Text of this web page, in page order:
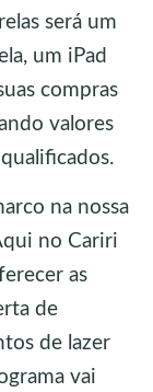
será um
um iPad
compras
valores
na nossa
no Cariri
as
de
de lazer
vai